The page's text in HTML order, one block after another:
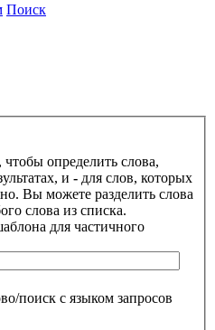
Поиск
, чтобы определить слова,
и - для слов, которых
Вы можете разделить слова
слова из списка.
для частичного
поиск с языком запросов